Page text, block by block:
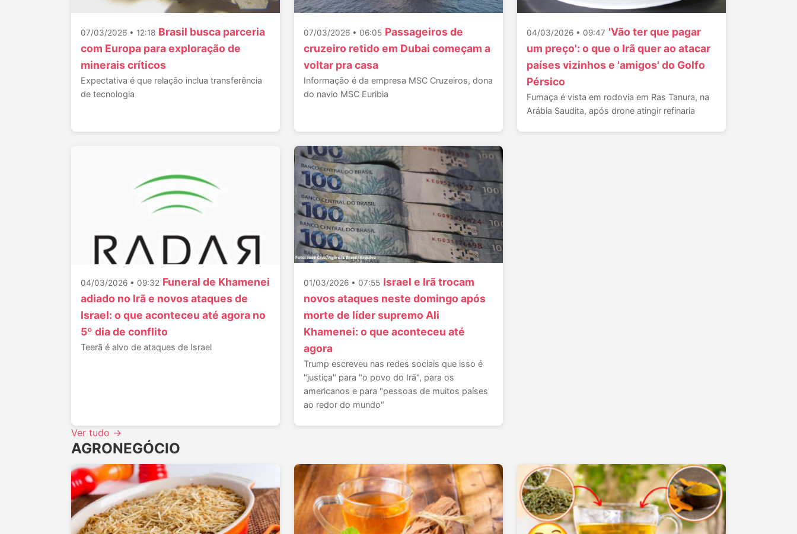
07/03/2026 • 12:18 Brasil busca parceria
com Europa para exploração de
minerais críticos
Expectativa é que relação inclua transferência
de tecnologia
07/03/2026 • 06:05 Passageiros de
cruzeiro retido em Dubai começam a
voltar pra casa
Informação é da empresa MSC Cruzeiros, dona
do navio MSC Euribia
04/03/2026 • 09:47 'Vão ter que pagar
um preço': o que o Irã quer ao atacar
países vizinhos e 'amigos' do Golfo
Pérsico
Fumaça é vista em rodovia em Ras Tanura, na
Arábia Saudita, após drone atingir refinaria
04/03/2026 • 09:32 Funeral de Khamenei
adiado no Irã e novos ataques de
Israel: o que aconteceu até agora no
5º dia de conflito
Teerã é alvo de ataques de Israel
01/03/2026 • 07:55 Israel e Irã trocam
novos ataques neste domingo após
morte de líder supremo Ali
Khamenei: o que aconteceu até
agora
Trump escreveu nas redes sociais que isso é
"justiça" para "o povo do Irã", para os
americanos e para "pessoas de muitos países
ao redor do mundo"
Ver tudo →
AGRONEGÓCIO